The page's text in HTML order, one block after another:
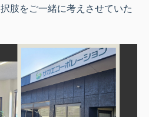
肢をご一緒に考えさせていた